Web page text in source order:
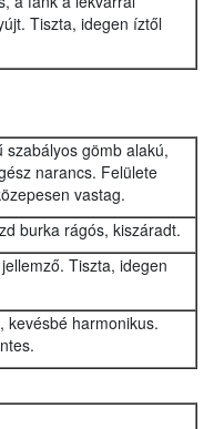
Tiszta, idegen íztől
gömb alakú,
narancs. Felülete
vastag.
burka rágós, kiszáradt.
Tiszta, idegen
kevésbé harmonikus.